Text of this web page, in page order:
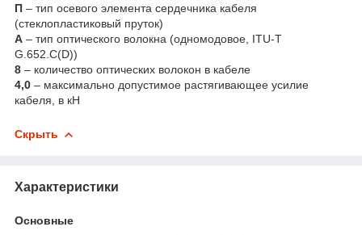
П – тип осевого элемента сердечника кабеля
(стеклопластиковый пруток)
А – тип оптического волокна (одномодовое, ITU-T
G.652.С(D))
8 – количество оптических волокон в кабеле
4,0 – максимально допустимое растягивающее усилие
кабеля, в кН
Скрыть
Характеристики
Основные